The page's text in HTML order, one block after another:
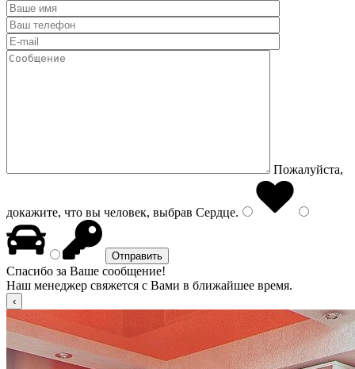
Пожалуйста,
докажите, что вы человек, выбрав Сердце.
Спасибо за Ваше сообщение!
Наш менеджер свяжется с Вами в ближайшее время.